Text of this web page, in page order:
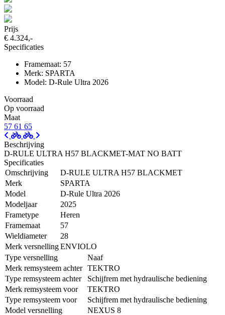
Prijs
€ 4.324,-
Specificaties
Framemaat: 57
Merk: SPARTA
Model: D-Rule Ultra 2026
Voorraad
Op voorraad
Maat
57 61 65
Beschrijving
D-RULE ULTRA H57 BLACKMET-MAT NO BATT
Specificaties
Omschrijving
D-RULE ULTRA H57 BLACKMET
Merk
SPARTA
Model
D-Rule Ultra 2026
Modeljaar
2025
Frametype
Heren
Framemaat
57
Wieldiameter
28
Merk versnellingENVIOLO
Type versnelling
Naaf
Merk remsysteem achter TEKTRO
Type remsysteem achter
Schijfrem met hydraulische bediening
Merk remsysteem voor
TEKTRO
Type remsysteem voor
Schijfrem met hydraulische bediening
Model versnelling
NEXUS 8